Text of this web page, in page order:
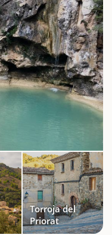
Torroja del
Priorat